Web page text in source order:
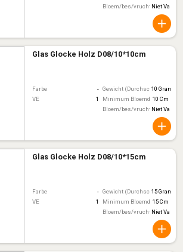
Bloem/bes/vruchtkleur
Niet Van
Glas Glocke Holz D08/10*10cm
Farbe - Gewicht (Durchschnitt)
10 Gram
VE
1 Minimum Bloemdiameter
10 Cm
Bloem/bes/vruchtkleur
Niet Van
Glas Glocke Holz D08/10*15cm
Farbe - Gewicht (Durchschnitt)
15 Gram
VE
1 Minimum Bloemdiameter
15 Cm
Bloem/bes/vruchtkleur
Niet Van